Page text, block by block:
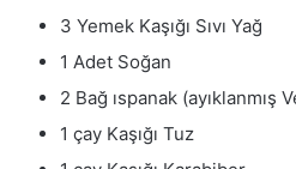
3 Yemek Kaşığı Sıvı Yağ
1 Adet Soğan
2 Bağ ıspanak (ayıklanmış
1 çay Kaşığı Tuz